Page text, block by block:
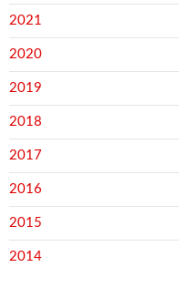
2021
2020
2019
2018
2017
2016
2015
2014